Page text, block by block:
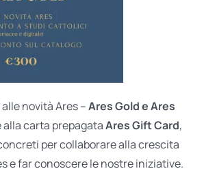
novità Ares –Ares Gold e Ares
carta prepagataAres Gift Card,
per collaborare alla crescita
e far conoscere le nostre iniziative.